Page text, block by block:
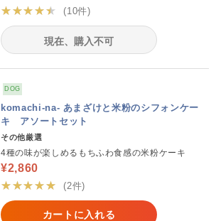
★★★★★
(10件)
現在、購入不可
DOG
komachi-na- あまざけと米粉のシフォンケー
キ アソートセット
その他厳選
4種の味が楽しめるもちふわ食感の米粉ケーキ
¥2,860
★★★★★
(2件)
カートに入れる